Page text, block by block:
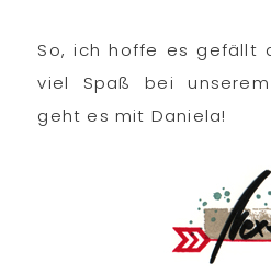
So, ich hoffe es gefällt
viel Spaß bei
geht es mit Daniela!